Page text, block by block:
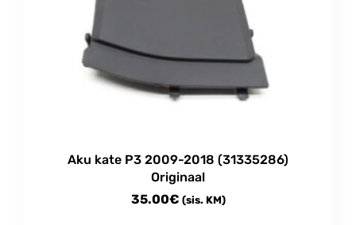
Aku kate P3 2009-2018 (31335286)
Originaal
35.00€ (sis. KM)